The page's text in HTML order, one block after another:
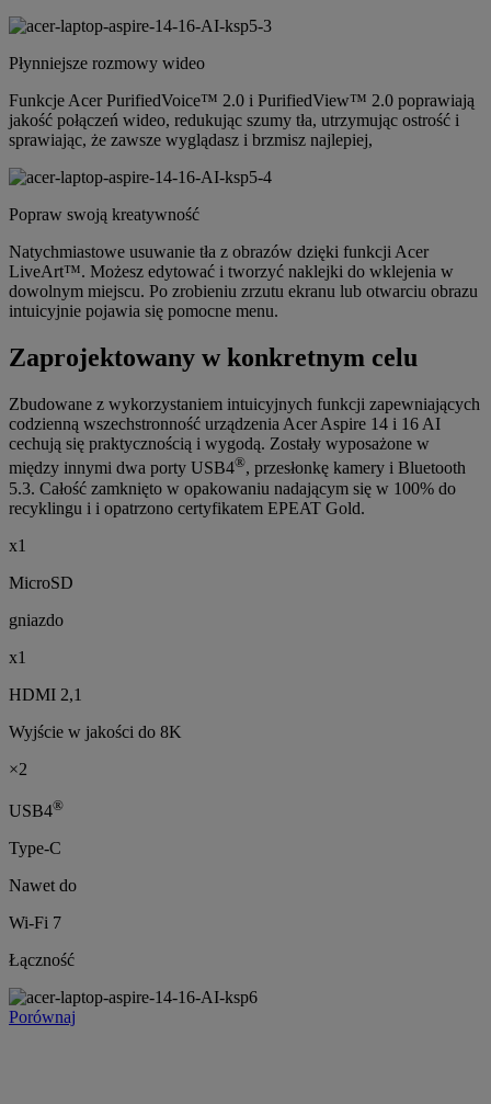
Płynniejsze rozmowy wideo
Funkcje Acer PurifiedVoice™ 2.0 i PurifiedView™ 2.0 poprawiają
jakość połączeń wideo, redukując szumy tła, utrzymując ostrość i
sprawiając, że zawsze wyglądasz i brzmisz najlepiej,
Popraw swoją kreatywność
Natychmiastowe usuwanie tła z obrazów dzięki funkcji Acer
LiveArt™. Możesz edytować i tworzyć naklejki do wklejenia w
dowolnym miejscu. Po zrobieniu zrzutu ekranu lub otwarciu obrazu
intuicyjnie pojawia się pomocne menu.
Zaprojektowany w konkretnym celu
Zbudowane z wykorzystaniem intuicyjnych funkcji zapewniających
codzienną wszechstronność urządzenia Acer Aspire 14 i 16 AI
cechują się praktycznością i wygodą. Zostały wyposażone w
między innymi dwa porty USB4®, przesłonkę kamery i Bluetooth
5.3. Całość zamknięto w opakowaniu nadającym się w 100% do
recyklingu i i opatrzono certyfikatem EPEAT Gold.
x1
MicroSD
gniazdo
x1
HDMI 2,1
Wyjście w jakości do 8K
×2
USB4®
Type-C
Nawet do
Wi-Fi 7
Łączność
Porównaj